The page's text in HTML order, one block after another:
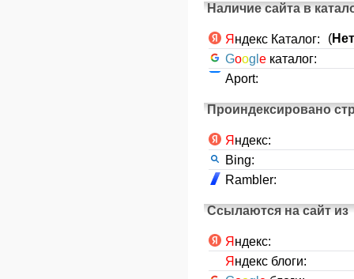
Наличие сайта в
Я ндекс Каталог: (Нет
Googl e каталог:
Aport:
Проиндексировано
Я ндекс:
Bing:
Rambler:
Ссылаются на сайт из
Я ндекс:
Я ндекс блоги: